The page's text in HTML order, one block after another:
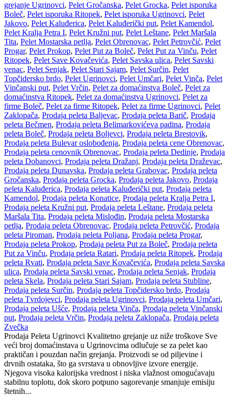
grejanje Ugrinovci, Pelet Gročanska, Pelet Grocka, Pelet isporuka
Boleč, Pelet isporuka Ritopek, Pelet isporuka Ugrinovci, Pelet
Jakovo, Pelet Kaluđerica, Pelet Kaluđerički put, Pelet Kamendol,
Pelet Kralja Petra I, Pelet Kružni put, Pelet Leštane, Pelet Maršala
Tita, Pelet Mostarska petlja, Pelet Obrenovac, Pelet Petrovčić, Pelet
Progar, Pelet Prokop, Pelet Put za Boleč, Pelet Put za Vinču, Pelet
Ritopek, Pelet Save Kovačevića, Pelet Savska ulica, Pelet Savski
venac, Pelet Senjak, Pelet Stari Sajam, Pelet Surčin, Pelet
Topčidersko brdo, Pelet Ugrinovci, Pelet Umčari, Pelet Vinča, Pelet
Vinčanski put, Pelet Vrčin, Pelet za domaćinstva Boleč, Pelet za
domaćinstva Ritopek, Pelet za domaćinstva Ugrinovci, Pelet za
firme Boleč, Pelet za firme Ritopek, Pelet za firme Ugrinovci, Pelet
Zaklopača, Prodaja peleta Baljevac, Prodaja peleta Barič, Prodaja
peleta Bečmen, Prodaja peleta Belimarkovićeva padina, Prodaja
peleta Boleč, Prodaja peleta Boljevci, Prodaja peleta Brestovik,
Prodaja peleta Bulevar oslobođenja, Prodaja peleta cene Obrenovac,
Prodaja peleta cenovnik Obrenovac, Prodaja peleta Dedinje, Prodaja
peleta Dobanovci, Prodaja peleta Dražanj, Prodaja peleta Draževac,
Prodaja peleta Dunavska, Prodaja peleta Grabovac, Prodaja peleta
Gročanska, Prodaja peleta Grocka, Prodaja peleta Jakovo, Prodaja
peleta Kaluđerica, Prodaja peleta Kaluđerički put, Prodaja peleta
Kamendol, Prodaja peleta Konatice, Prodaja peleta Kralja Petra I,
Prodaja peleta Kružni put, Prodaja peleta Leštane, Prodaja peleta
Maršala Tita, Prodaja peleta Mislođin, Prodaja peleta Mostarska
petlja, Prodaja peleta Obrenovac, Prodaja peleta Petrovčić, Prodaja
peleta Piroman, Prodaja peleta Poljana, Prodaja peleta Progar,
Prodaja peleta Prokop, Prodaja peleta Put za Boleč, Prodaja peleta
Put za Vinču, Prodaja peleta Ratari, Prodaja peleta Ritopek, Prodaja
peleta Rvati, Prodaja peleta Save Kovačevića, Prodaja peleta Savska
ulica, Prodaja peleta Savski venac, Prodaja peleta Senjak, Prodaja
peleta Skela, Prodaja peleta Stari Sajam, Prodaja peleta Stubline,
Prodaja peleta Surčin, Prodaja peleta Topčidersko brdo, Prodaja
peleta Tvrdojevci, Prodaja peleta Ugrinovci, Prodaja peleta Umčari,
Prodaja peleta Ušće, Prodaja peleta Vinča, Prodaja peleta Vinčanski
put, Prodaja peleta Vrčin, Prodaja peleta Zaklopača, Prodaja peleta
Zvečka
Prodaja Peleta Ugrinovci Kvalitetno grejanje uz niže troškove Sve
veći broj domaćinstava u Ugrinovcima odlučuje se za pelet kao
praktičan i pouzdan način grejanja. Proizvodi se od piljevine i
drvnih ostataka, što ga svrstava u obnovljive izvore energije.
Njegova visoka kalorijska vrednost i niska vlažnost omogućavaju
stabilnu toplotu, dok skoro potpuno sagorevanje smanjuje emisiju
štetnih...